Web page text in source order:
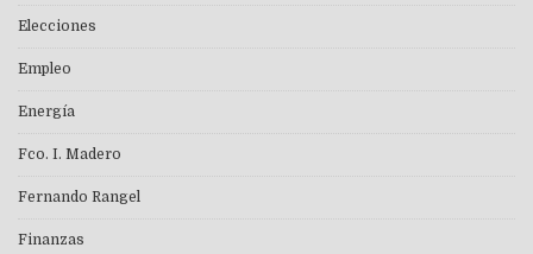
Elecciones
Empleo
Energía
Fco. I. Madero
Fernando Rangel
Finanzas